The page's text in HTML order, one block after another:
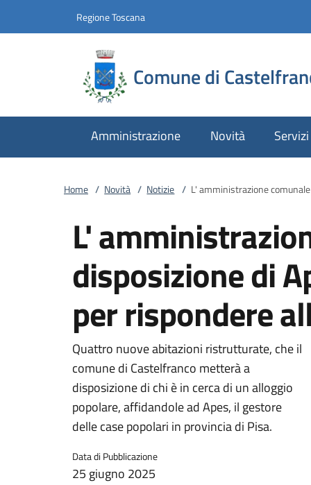
Regione Toscana
Comune di
Amministrazione Novità Servizi
Home / Novità / Notizie / L' amministrazione
L'
disposizione di
per rispondere
Quattro nuove abitazioni ristrutturate, che il
comune di Castelfranco metterà a
disposizione di chi è in cerca di un alloggio
popolare, affidandole ad Apes, il gestore
delle case popolari in provincia di Pisa.
Data di Pubblicazione
25 giugno 2025